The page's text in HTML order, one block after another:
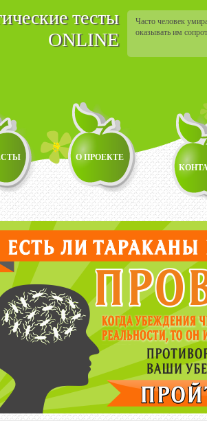
тесты
ONLINE
Часто человек
оказывать им
О ПРОЕКТЕ